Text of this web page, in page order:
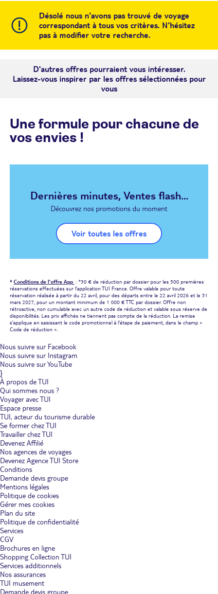
Désolé nous n'avons pas trouvé de voyage
correspondant à tous vos critères. N'hésitez
pas à modifier votre recherche.
D'autres offres pourraient vous intéresser.
Laissez-vous inspirer par les offres sélectionnées pour
vous
Une formule pour chacune de
vos envies !
Dernières minutes, Ventes flash...
Découvrez nos promotions du moment
Voir toutes les offres
* Conditions de l'offre App : *30 € de réduction par dossier pour les 500 premières
réservations effectuées sur l'application TUI France. Offre valable pour toute
réservation réalisée à partir du 22 avril, pour des départs entre le 22 avril 2026 et le 31
mars 2027, pour un montant minimum de 1 000 € TTC par dossier. Offre non
rétroactive, non cumulable avec un autre code de réduction et valable sous réserve de
disponibilités. Les prix affichés ne tiennent pas compte de la réduction. La remise
s'applique en saisissant le code promotionnel à l'étape de paiement, dans le champ «
Code de réduction ».
Nous suivre sur Facebook
Nous suivre sur Instagram
Nous suivre sur YouTube
}
À propos de TUI
Qui sommes nous ?
Voyager avec TUI
Espace presse
TUI, acteur du tourisme durable
Se former chez TUI
Travailler chez TUI
Devenez Affilié
Nos agences de voyages
Devenez Agence TUI Store
Conditions
Demande devis groupe
Mentions légales
Politique de cookies
Gérer mes cookies
Plan du site
Politique de confidentialité
Services
CGV
Brochures en ligne
Shopping Collection TUI
Services additionnels
Nos assurances
TUI musement
Demande devis groupe